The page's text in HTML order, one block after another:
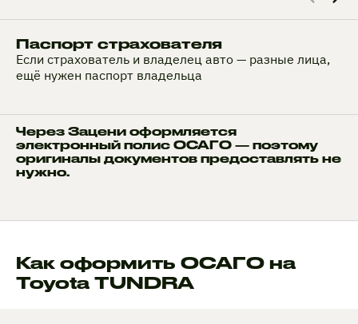
Паспорт страхователя
Если страхователь и владелец авто — разные лица,
ещё нужен паспорт владельца
Через Зацени оформляется
электронный полис ОСАГО — поэтому
оригиналы документов предоставлять не
нужно.
Как оформить ОСАГО на
Toyota TUNDRA